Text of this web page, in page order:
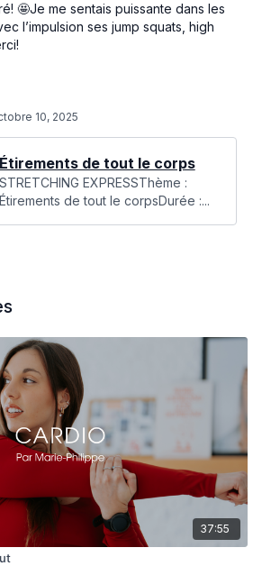
🤩Je me sentais puissante dans les
l’impulsion ses jump squats, high
10, 2025
Étirements de tout le corps
STRETCHING EXPRESSThème :
Étirements de tout le corpsDurée :...
37:55